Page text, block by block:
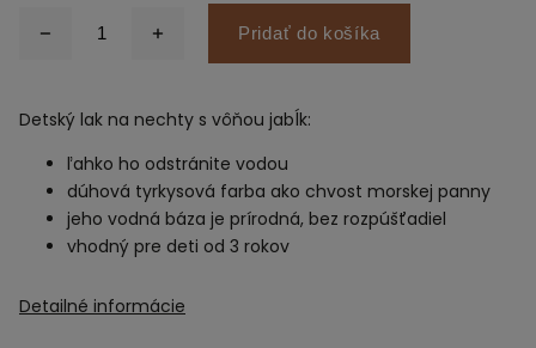
Pridať do košíka
Detský lak na nechty s vôňou jabĺk:
ľahko ho odstránite vodou
dúhová tyrkysová farba ako chvost morskej panny
jeho vodná báza je prírodná, bez rozpúšťadiel
vhodný pre deti od 3 rokov
Detailné informácie